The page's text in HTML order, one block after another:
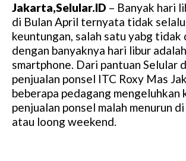
Jakarta,Selular.ID – Banyak hari
di Bulan April ternyata tidak selalu
keuntungan, salah satu yabg tidak
dengan banyaknya hari libur
smartphone. Dari pantuan Selular
penjualan ponsel ITC Roxy Mas
beberapa pedagang mengeluhkan
penjualan ponsel malah menurun
atau loong weekend.